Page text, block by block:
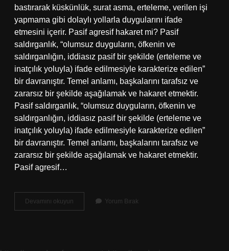
bastırarak küskünlük, surat asma, erteleme, verilen işi
yapmama gibi dolaylı yollarla duygularını ifade
etmesini içerir. Pasif agresif hakaret mi? Pasif
saldırganlık, “olumsuz duyguların, öfkenin ve
saldırganlığın, iddiasız pasif bir şekilde (erteleme ve
inatçılık yoluyla) ifade edilmesiyle karakterize edilen”
bir davranıştır. Temel anlamı, başkalarını tarafsız ve
zararsız bir şekilde aşağılamak ve hakaret etmektir.
Pasif saldırganlık, “olumsuz duyguların, öfkenin ve
saldırganlığın, iddiasız pasif bir şekilde (erteleme ve
inatçılık yoluyla) ifade edilmesiyle karakterize edilen”
bir davranıştır. Temel anlamı, başkalarını tarafsız ve
zararsız bir şekilde aşağılamak ve hakaret etmektir.
Pasif agresif…
Devamını okuyun
Agresif
Yorum Bırak